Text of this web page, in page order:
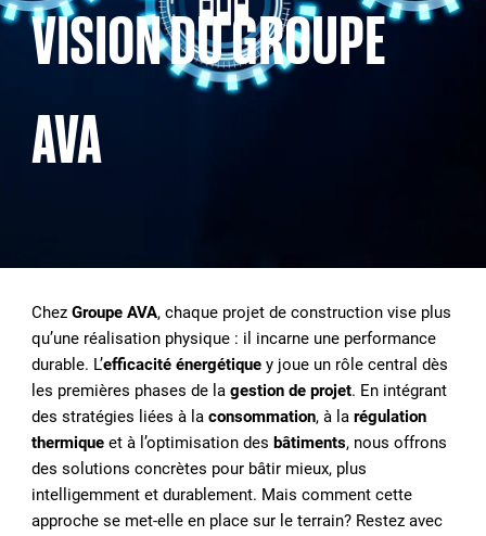
VISION DU GROUPE
AVA
ChezGroupe AVA, chaque projet de construction vise plus
qu’une réalisation physique : il incarne une performance
durable. L’efficacité énergétique y joue un rôle central dès
les premières phases de lagestion de projet. En intégrant
des stratégies liées à laconsommation, à larégulation
thermique et à l’optimisation des bâtiments, nous offrons
des solutions concrètes pour bâtir mieux, plus
intelligemment et durablement. Mais comment cette
approche se met-elle en place sur le terrain? Restez avec